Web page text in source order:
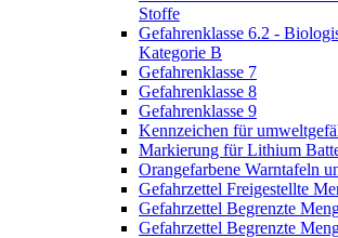
Stoffe
Gefahrenklasse 6.2 -
Kategorie B
Gefahrenklasse 7
Gefahrenklasse 8
Gefahrenklasse 9
Kennzeichen für
Markierung für Lithium
Orangefarbene Warntafeln
Gefahrzettel Freigestellte
Gefahrzettel Begrenzte
Gefahrzettel Begrenzte